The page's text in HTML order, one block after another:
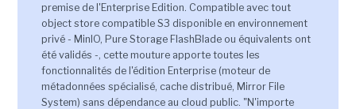
premise de l'Enterprise Edition. Compatible avec tout
object store compatible S3 disponible en environnement
privé - MinIO, Pure Storage FlashBlade ou équivalents ont
été validés -, cette mouture apporte toutes les
fonctionnalités de l'édition Enterprise (moteur de
métadonnées spécialisé, cache distribué, Mirror File
System) sans dépendance au cloud public. "N'importe